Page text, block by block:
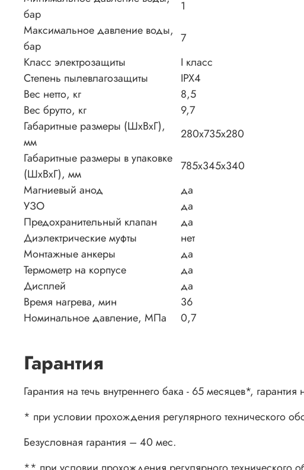
бар
1
Максимальное давление воды,
бар
7
Класс электрозащиты
I класс
Степень пылевлагозащиты
IPX4
Вес нетто, кг
8,5
Вес брутто, кг
9,7
Габаритные размеры (ШxВxГ),
мм
280x735x280
Габаритные размеры в упаковке
(ШxВxГ), мм
785x345x340
Магниевый анод
да
УЗО
да
Предохранительный клапан
да
Диэлектрические муфты
нет
Монтажные анкеры
да
Термометр на корпусе
да
Дисплей
да
Время нагрева, мин
36
Номинальное давление, МПа
0,7
Гарантия
Гарантия на течь внутреннего бака - 65 месяцев*,
* при условии прохождения регулярного технического
Безусловная гарантия – 40 мес.